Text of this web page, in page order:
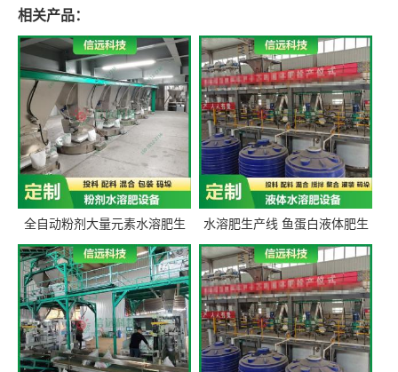
相关产品：
全自动粉剂大量元素水溶肥生
产设备 信远科技肥料生产设备
源头厂家
水溶肥生产线 鱼蛋白液体肥生
产设备 氨基酸液态肥全套设备